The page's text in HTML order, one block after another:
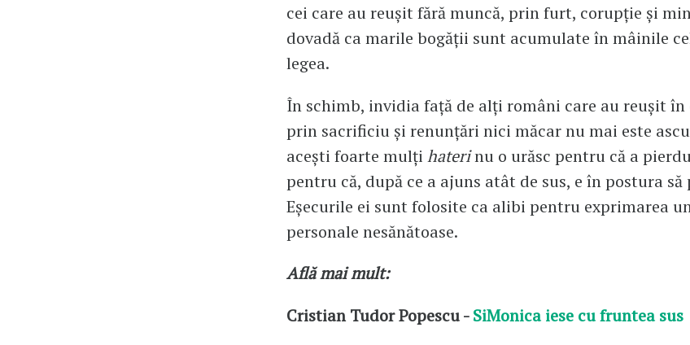
cei care au reușit fără muncă, prin furt, corupție și
dovadă ca marile bogății sunt acumulate în mâinile
legea.
În schimb, invidia față de alți români care au reușit
prin sacrificiu și renunțări nici măcar nu mai este
acești foarte mulți haterinu o urăsc pentru că a
pentru că, după ce a ajuns atât de sus, e în postura să
Eșecurile ei sunt folosite ca alibi pentru exprimarea
personale nesănătoase.
Află mai mult:
Cristian Tudor Popescu -SiMonica iese cu fruntea sus